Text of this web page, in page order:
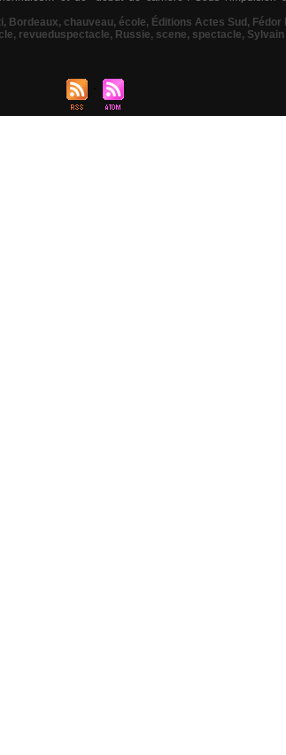
, Bordeaux, chauveau, école, Éditions Actes Sud ,
, revueduspectacle, Russie, scene, spectacle,